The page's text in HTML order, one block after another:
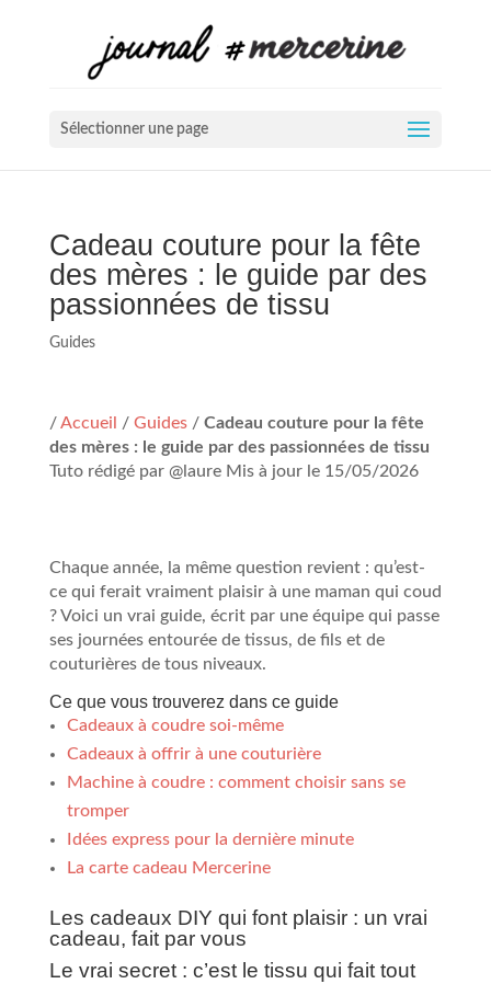
Sélectionner une page
Cadeau couture pour la fête
des mères : le guide par des
passionnées de tissu
Guides
/Accueil / Guides/ Cadeau couture pour la fête
des mères : le guide par des passionnées de tissu
Tuto rédigé par @laure Mis à jour le 15/05/2026
Chaque année, la même question revient : qu’est-
ce qui ferait vraiment plaisir à une maman qui coud
? Voici un vrai guide, écrit par une équipe qui passe
ses journées entourée de tissus, de fils et de
couturières de tous niveaux.
Ce que vous trouverez dans ce guide
Cadeaux à coudre soi-même
Cadeaux à offrir à une couturière
Machine à coudre : comment choisir sans se
tromper
Idées express pour la dernière minute
La carte cadeau Mercerine
Les cadeaux DIY qui font plaisir : un vrai
cadeau, fait par vous
Le vrai secret : c’est le tissu qui fait tout